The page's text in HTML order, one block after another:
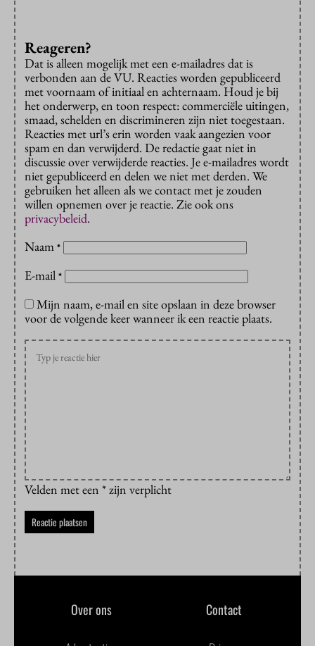
Reageren?
Dat is alleen mogelijk met een e-mailadres dat is
verbonden aan de VU. Reacties worden gepubliceerd
met voornaam of initiaal en achternaam. Houd je bij
het onderwerp, en toon respect: commerciële uitingen,
smaad, schelden en discrimineren zijn niet toegestaan.
Reacties met url’s erin worden vaak aangezien voor
spam en dan verwijderd. De redactie gaat niet in
discussie over verwijderde reacties. Je e-mailadres wordt
niet gepubliceerd en delen we niet met derden. We
gebruiken het alleen als we contact met je zouden
willen opnemen over je reactie. Zie ook ons
privacybeleid.
Naam *
E-mail *
Mijn naam, e-mail en site opslaan in deze browser
voor de volgende keer wanneer ik een reactie plaats.
Velden met een * zijn verplicht
Over ons Contact